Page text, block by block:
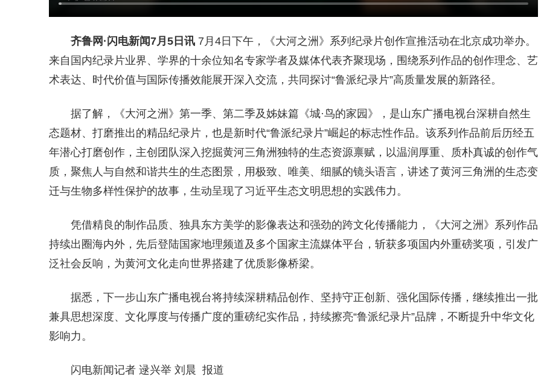
齐鲁网 ·闪电新闻7月5日讯7月4日下午，《大河之洲》系列纪录片创作宣推活动在北京成功举办。
来自国内纪录片业界、学界的十余位知名专家学者及媒体代表齐聚现场，围绕系列作品的创作理念、艺
术表达、时代价值与国际传播效能展开深入交流，共同探讨“鲁派纪录片”高质量发展的新路径。
据了解，《大河之洲》第一季、第二季及姊妹篇《城·鸟的家园》，是山东广播电视台深耕自然生
态题材、打磨推出的精品纪录片，也是新时代“鲁派纪录片”崛起的标志性作品。该系列作品前后历经五
年潜心打磨创作，主创团队深入挖掘黄河三角洲独特的生态资源禀赋，以温润厚重、质朴真诚的创作气
质，聚焦人与自然和谐共生的生态图景，用极致、唯美、细腻的镜头语言，讲述了黄河三角洲的生态变
迁与生物多样性保护的故事，生动呈现了习近平生态文明思想的实践伟力。
凭借精良的制作品质、独具东方美学的影像表达和强劲的跨文化传播能力，《大河之洲》系列作品
持续出圈海内外，先后登陆国家地理频道及多个国家主流媒体平台，斩获多项国内外重磅奖项，引发广
泛社会反响，为黄河文化走向世界搭建了优质影像桥梁。
据悉，下一步山东广播电视台将持续深耕精品创作、坚持守正创新、强化国际传播，继续推出一批
兼具思想深度、文化厚度与传播广度的重磅纪实作品，持续擦亮“鲁派纪录片”品牌，不断提升中华文化
影响力。
闪电新闻记者 逯兴举 刘晨 报道